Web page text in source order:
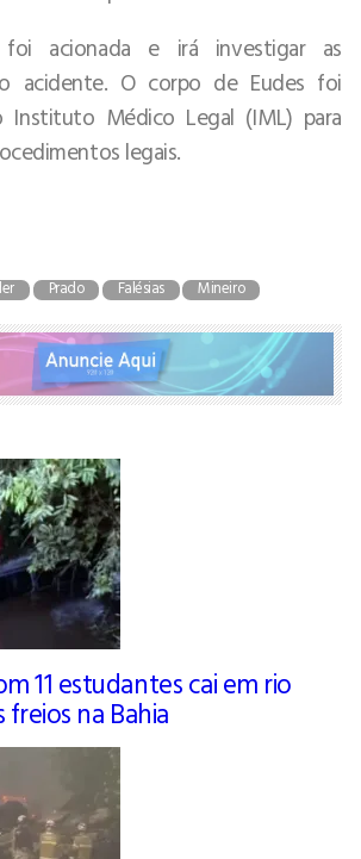
acionada e irá investigar as
acidente. O corpo de Eudes foi
Instituto Médico Legal (IML) para
legais.
Prado Falésias Mineiro
11 estudantes cai em rio
na Bahia